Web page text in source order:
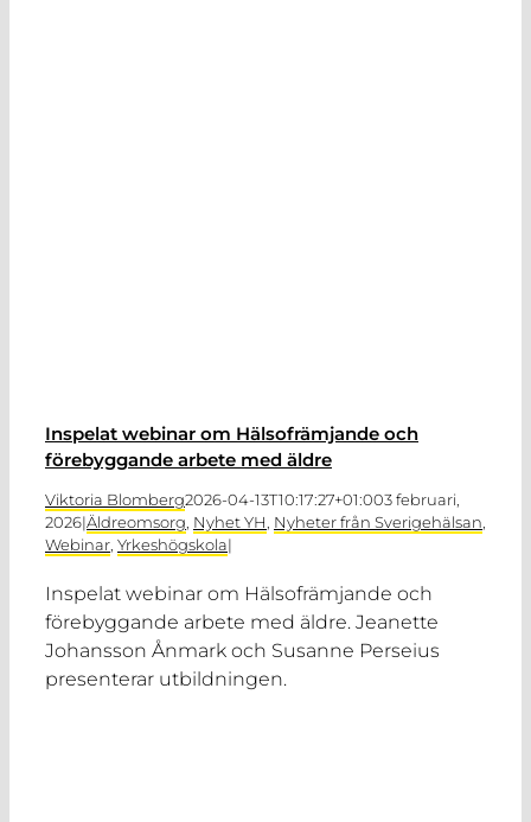
Inspelat webinar om Hälsofrämjande och
förebyggande arbete med äldre
Viktoria Blomberg2026-04-13T10:17:27+01:003 februari,
2026|Äldreomsorg, Nyhet YH, Nyheter från Sverigehälsan,
Webinar, Yrkeshögskola|
Inspelat webinar om Hälsofrämjande och
förebyggande arbete med äldre. Jeanette
Johansson Ånmark och Susanne Perseius
presenterar utbildningen.